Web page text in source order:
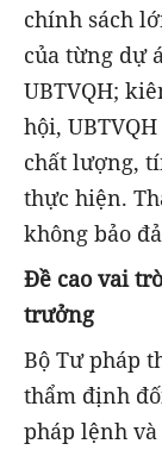
chính sách
của từng dự
UBTVQH;
hội,
chất lượng,
thực hiện.
không bảo
Đề cao vai
trưởng
Bộ Tư pháp
thẩm định
pháp lệnh